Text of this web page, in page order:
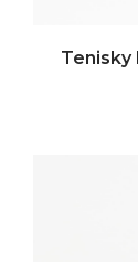
Tenisky